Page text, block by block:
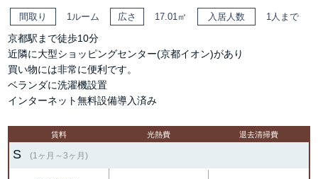
間取り 1ルーム 広さ 17.01㎡ 入居人数 1人まで
京都駅まで徒歩10分
近隣に大型ショッピングセンター(京都イオン)があり
買い物には非常に便利です。
ベランダに洗濯機設置
インターネット無料設備導入済み
賃料 光熱費 退去清掃費
S (1ヶ月～3ヶ月)